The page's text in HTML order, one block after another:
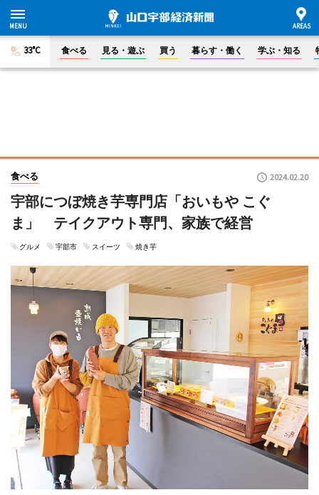
33°C 食べる 見る・遊ぶ 買う 暮らす・働く 学ぶ・知る
食べる 2024.02.20
宇部につぼ焼き芋専門店「おいもや こぐ
ま」 テイクアウト専門、家族で経営
グルメ 宇部市 スイーツ 焼き芋